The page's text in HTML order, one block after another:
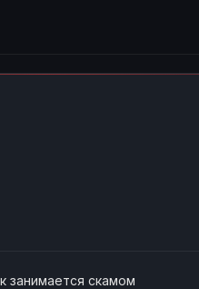
занимается скамом